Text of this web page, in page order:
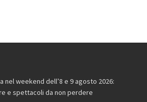
nel weekend dell’8 e 9 agosto 2026:
e spettacoli da non perdere